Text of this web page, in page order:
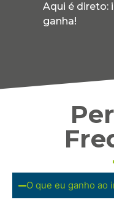
Aqui é direto:
ganha!
O que eu ganho ao